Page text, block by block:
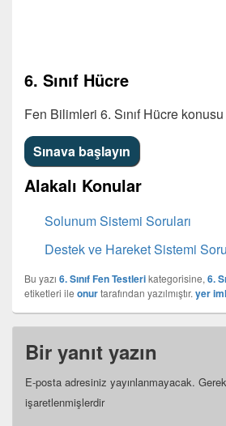
6. Sınıf Hücre
Fen Bilimleri 6. Sınıf Hücre
Alakalı Konular
Solunum Sistemi Soruları
Destek ve Hareket Sistemi
Bu yazı 6. Sınıf Fen Testlerikategorisine, 6.
etiketleri ile onurtarafından yazılmıştır. yer
Bir yanıt yazın
E-posta adresiniz yayınlanmayacak.
işaretlenmişlerdir